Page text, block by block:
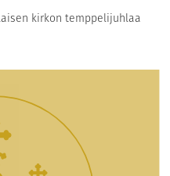
kirkon temppelijuhlaa